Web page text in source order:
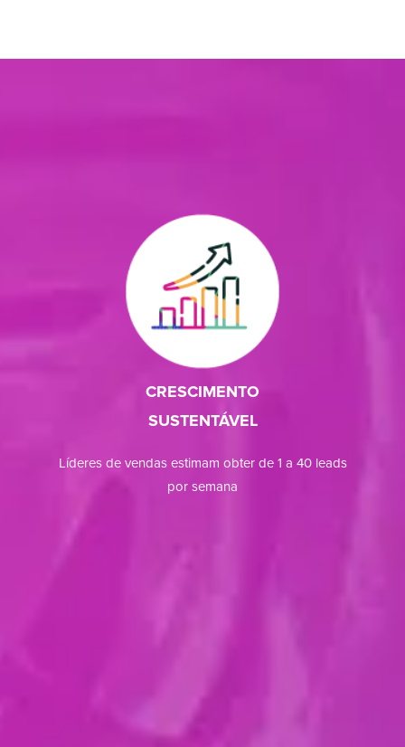
CRESCIMENTO
SUSTENTÁVEL
Líderes de vendas estimam obter de 1 a 40 leads
por semana